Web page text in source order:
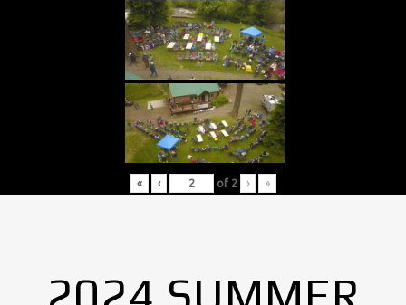
« ‹ of 2 › »
2024 SUMMER